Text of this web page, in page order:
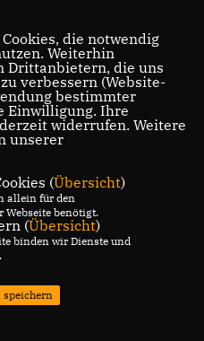
die notwendig
Weiterhin
Drittanbietern, die uns
verbessern (Website-
bestimmter
Einwilligung. Ihre
widerrufen. Weitere
unserer
(Übersicht)
allein für den
Webseite benötigt.
(Übersicht)
binden wir Dienste und
speichern